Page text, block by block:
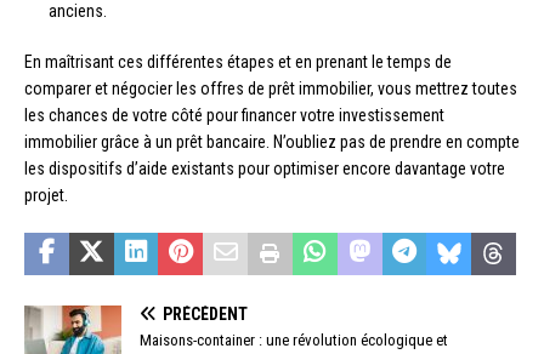
anciens.
En maîtrisant ces différentes étapes et en prenant le temps de
comparer et négocier les offres de prêt immobilier, vous mettrez toutes
les chances de votre côté pour financer votre investissement
immobilier grâce à un prêt bancaire. N’oubliez pas de prendre en compte
les dispositifs d’aide existants pour optimiser encore davantage votre
projet.
PRÉCÉDENT
Maisons-container : une révolution écologique et